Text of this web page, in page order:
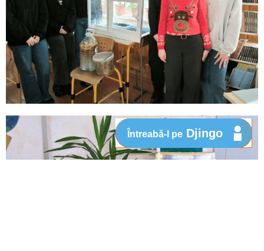
Întreabă-l pe Djingo